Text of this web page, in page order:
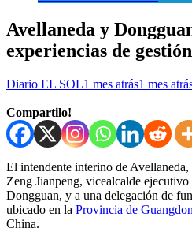
Avellaneda y
experiencias de gestión
Diario EL SOL1 mes atrás1 mes
Compartilo!
El intendente interino de
Zeng Jianpeng, vicealcalde
Dongguan, y a una delegación de
ubicado en la Provincia de
China.